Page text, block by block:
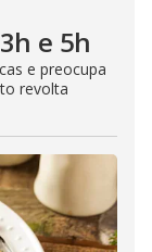
e 5h
e preocupa
revolta